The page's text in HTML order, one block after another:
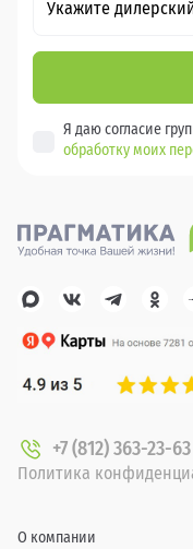
Укажите
Я даю согласие
обработку моих
+7 (812) 363-23-63
Политика
О компании